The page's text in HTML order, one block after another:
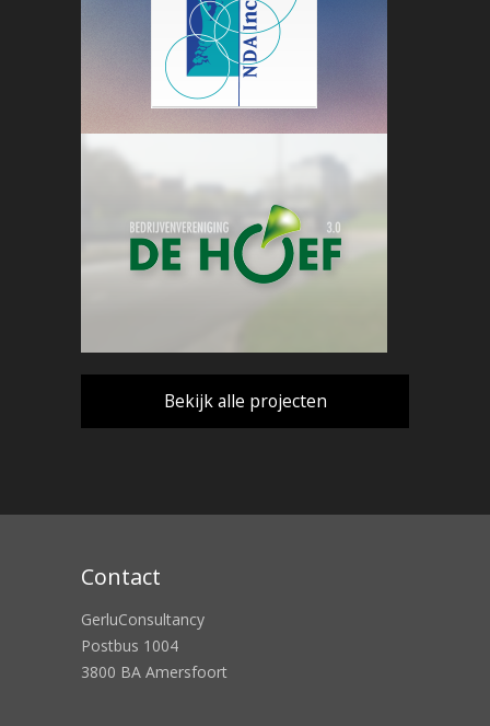
Bekijk alle projecten
Contact
GerluConsultancy
Postbus 1004
3800 BA Amersfoort